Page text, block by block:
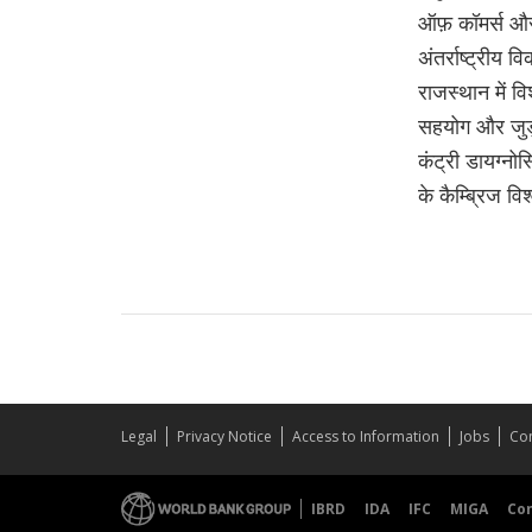
ऑफ़ कॉमर्स और
अंतर्राष्ट्रीय
राजस्थान में
सहयोग और
कंट्री
के कैम्ब्रिज
Legal Privacy Notice Access to Information Jobs
IBRD IDA IFC MIGA